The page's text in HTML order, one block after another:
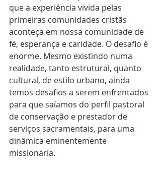
que a experiência vivida pelas
primeiras comunidades cristãs
aconteça em nossa comunidade de
fé, esperança e caridade. O desafio é
enorme. Mesmo existindo numa
realidade, tanto estrutural, quanto
cultural, de estilo urbano, ainda
temos desafios a serem enfrentados
para que saíamos do perfil pastoral
de conservação e prestador de
serviços sacramentais, para uma
dinâmica eminentemente
missionária.